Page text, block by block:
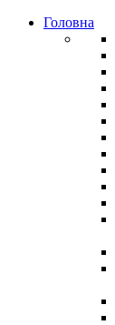
Головна